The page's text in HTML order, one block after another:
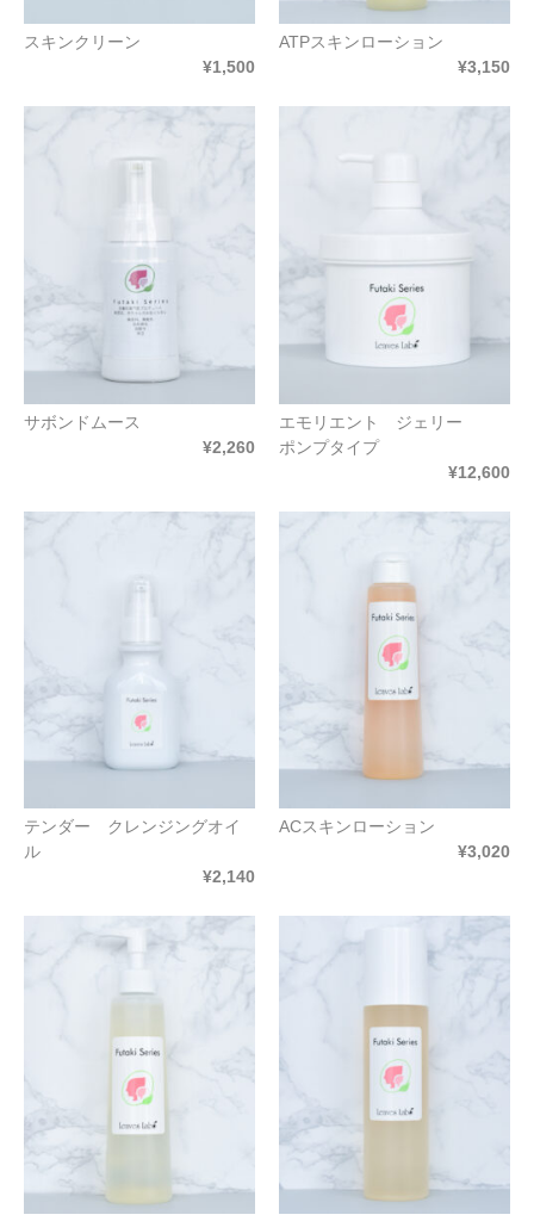
スキンクリーン
¥1,500
ATPスキンローション
¥3,150
サボンドムース
¥2,260
エモリエント ジェリー
ポンプタイプ
¥12,600
テンダー クレンジングオイ
ル
¥2,140
ACスキンローション
¥3,020